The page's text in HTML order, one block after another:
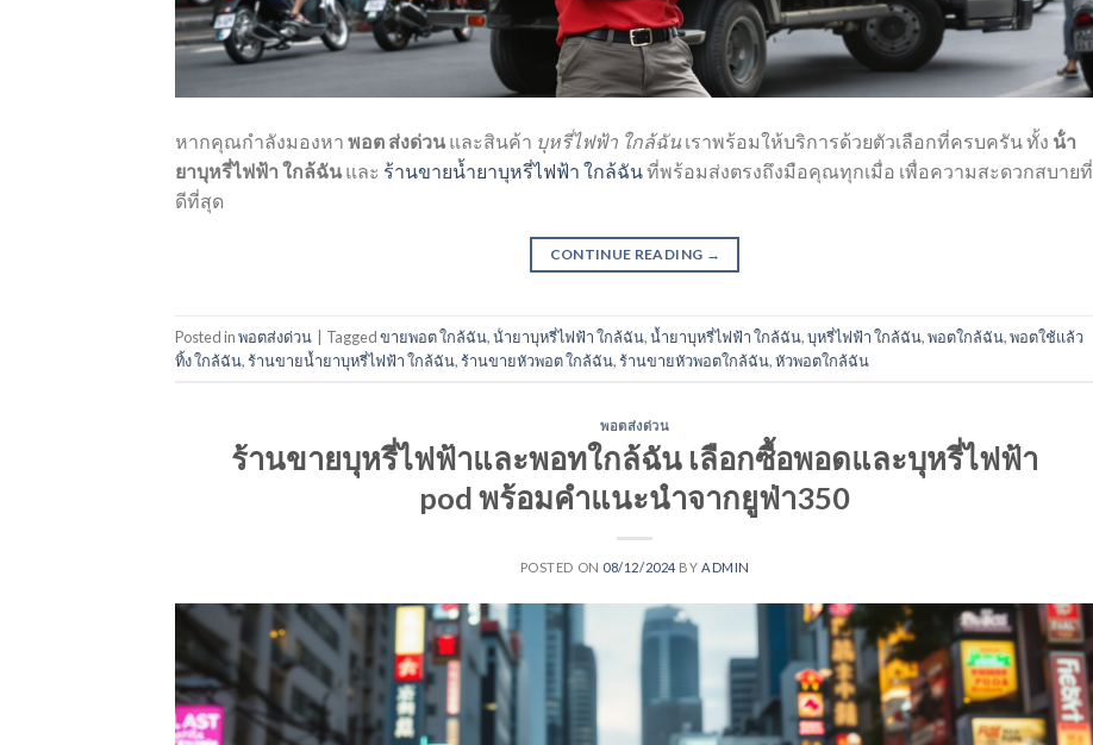
หากคุณกำลังมองหา พอต ส่งด่วน และสินค้า บุหรี่ไฟฟ้า ใกล้ฉัน เราพร้อมให้บริการด้วยตัวเลือกที่ครบครัน ทั้ง น้ํา
ยาบุหรี่ไฟฟ้า ใกล้ฉัน และ ร้านขายน้ำยาบุหรี่ไฟฟ้า ใกล้ฉันที่พร้อมส่งตรงถึงมือคุณทุกเมื่อ เพื่อความสะดวกสบายที่
ดีที่สุด
CONTINUE READING →
Posted inพอตส่งด่วน Taggedขายพอต ใกล้ฉัน,น้ํายาบุหรี่ไฟฟ้า ใกล้ฉัน,น้ำยาบุหรี่ไฟฟ้า ใกล้ฉัน,บุหรี่ไฟฟ้า ใกล้ฉัน,พอตใกล้ฉัน,พอตใช้แล้ว
ทิ้ง ใกล้ฉัน,ร้านขายน้ำยาบุหรี่ไฟฟ้า ใกล้ฉัน,ร้านขายหัวพอต ใกล้ฉัน,ร้านขายหัวพอตใกล้ฉัน,หัวพอตใกล้ฉัน
พอตส่งด่วน
ร้านขายบุหรี่ไฟฟ้าและพอทใกล้ฉัน เลือกซื้อพอดและบุหรี่ไฟฟ้า
pod พร้อมคำแนะนำจากยูฟ่า350
POSTED ON 08/12/2024 BYADMIN